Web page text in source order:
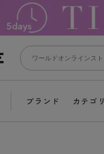
ブランド カテゴ